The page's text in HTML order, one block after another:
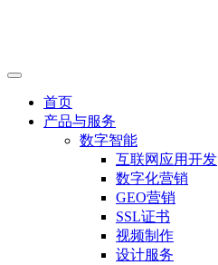
首页
产品与服务
数字智能
互联网应用开发
数字化营销
GEO营销
SSL证书
视频制作
设计服务